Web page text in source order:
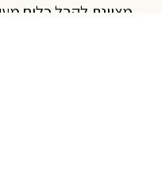
מצוינת לקבל כלים